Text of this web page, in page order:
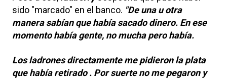
sido "marcado" en el banco. "De una u otra
manera sabían que había sacado dinero. En ese
momento había gente, no mucha pero había.
Los ladrones directamente me pidieron la plata
que había retirado . Por suerte no me pegaron y